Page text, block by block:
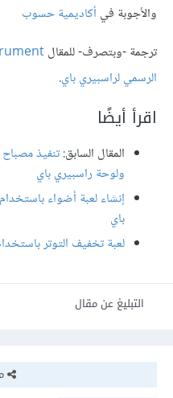
والأجوبة في أكاديمية حسوب
ترجمة -وبتصرف- للمقال
الرسمي لراسبيري باي.
اقرأ أيضًا
المقال السابق:تنفيذ
ولوحة راسبيري باي
إنشاء لعبة أضواء
باي
لعبة تخفيف التوتر
التبليغ عن مقال